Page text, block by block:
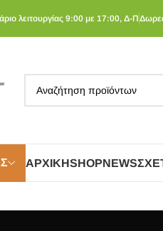
λειτουργίας 9:00 με 17:00, Δ-Π
ΑΡΧΙΚΉSHOPNEWS